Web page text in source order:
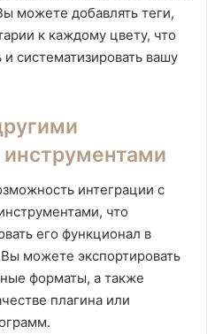
можете добавлять теги,
к каждому цвету, что
систематизировать вашу
интеграции с
что
его функционал в
можете экспортировать
форматы, а также
плагина или